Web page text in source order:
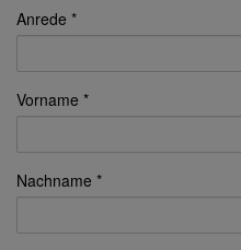
Anrede
Vorname
Nachname